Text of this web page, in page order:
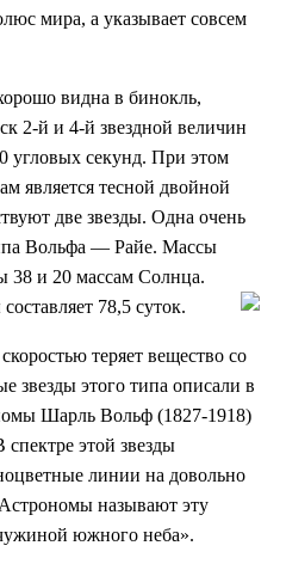
мира, а указывает совсем
видна в бинокль,
2-й и 4-й звездной величин
угловых секунд. При этом
является тесной двойной
две звезды. Одна очень
Вольфа — Райе. Массы
38 и 20 массам Солнца.
78,5 суток.
теряет вещество со
звезды этого типа описали в
Шарль Вольф (1827-1918)
этой звезды
линии на довольно
называют эту
южного неба».